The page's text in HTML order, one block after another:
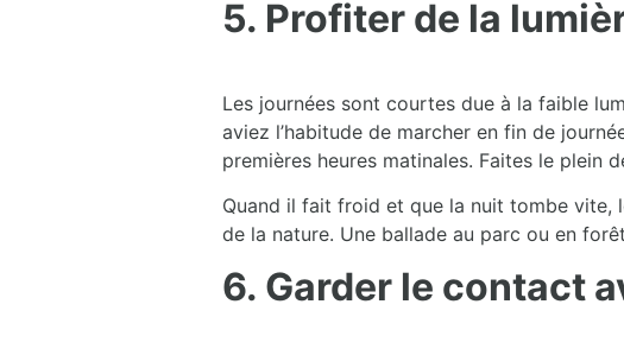
5. Profiter de la
Les journées sont courtes due à la faible
aviez l’habitude de marcher en fin de
premières heures matinales. Faites le plein
Quand il fait froid et que la nuit tombe vite,
de la nature. Une ballade au parc ou en
6. Garder le contact